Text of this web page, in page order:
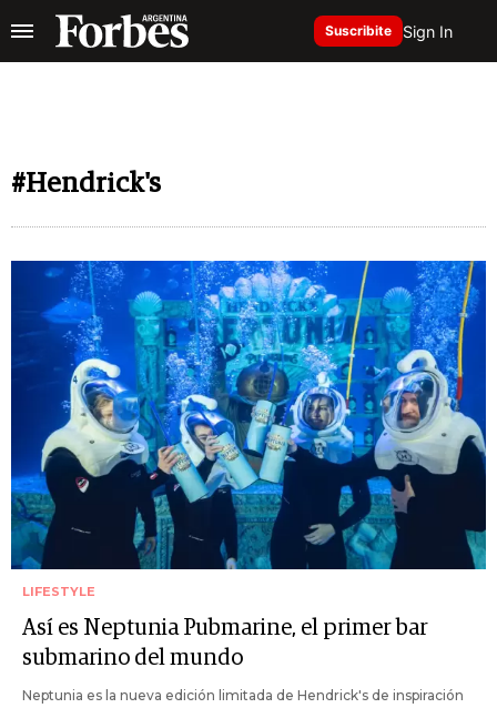
Suscribite Sign In
#Hendrick's
LIFESTYLE
Así es Neptunia Pubmarine, el primer bar
submarino del mundo
Neptunia es la nueva edición limitada de Hendrick's de inspiración